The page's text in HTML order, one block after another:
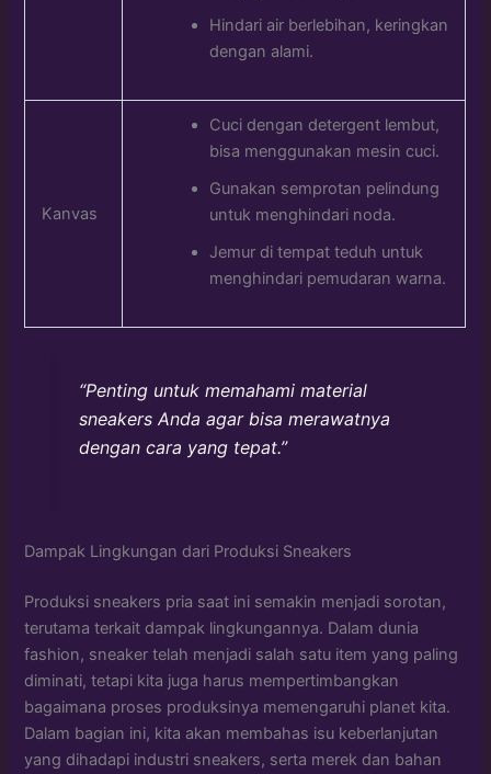
Hindari air berlebihan, keringkan
dengan alami.
Kanvas
Cuci dengan detergent lembut,
bisa menggunakan mesin cuci.
Gunakan semprotan pelindung
untuk menghindari noda.
Jemur di tempat teduh untuk
menghindari pemudaran warna.
“Penting untuk memahami material
sneakers Anda agar bisa merawatnya
dengan cara yang tepat.”
Dampak Lingkungan dari Produksi Sneakers
Produksi sneakers pria saat ini semakin menjadi sorotan,
terutama terkait dampak lingkungannya. Dalam dunia
fashion, sneaker telah menjadi salah satu item yang paling
diminati, tetapi kita juga harus mempertimbangkan
bagaimana proses produksinya memengaruhi planet kita.
Dalam bagian ini, kita akan membahas isu keberlanjutan
yang dihadapi industri sneakers, serta merek dan bahan